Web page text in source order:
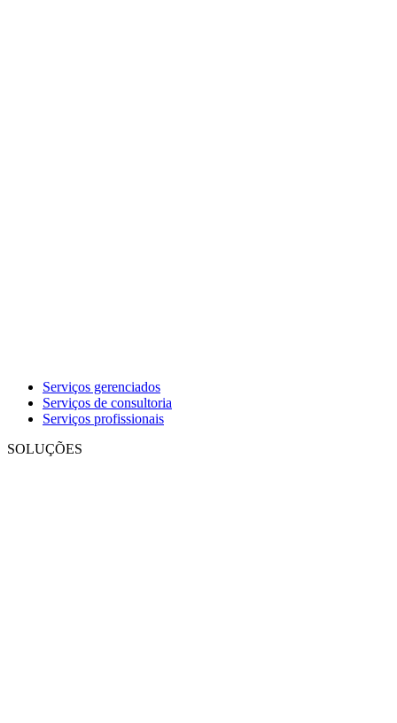
Serviços gerenciados
Serviços de consultoria
Serviços profissionais
SOLUÇÕES